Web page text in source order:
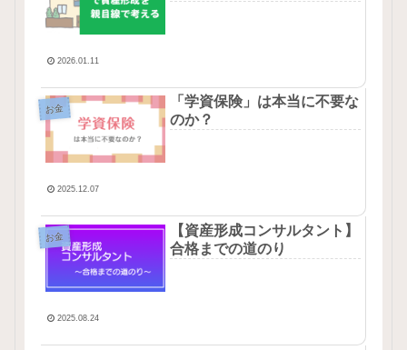
2026.01.11
お金
「学資保険」は本当に不要な
のか？
2025.12.07
お金
【資産形成コンサルタント】
合格までの道のり
2025.08.24